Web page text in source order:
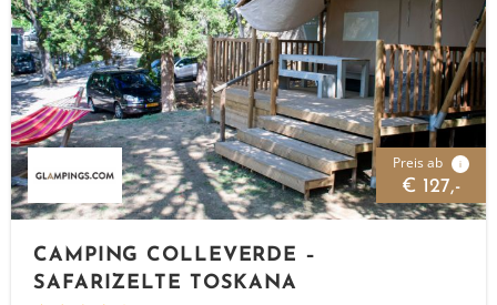
Preis ab i
€ 127,-
CAMPING COLLEVERDE –
SAFARIZELTE TOSKANA